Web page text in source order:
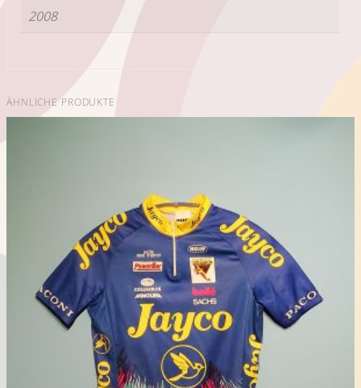
2008
ÄHNLICHE PRODUKTE